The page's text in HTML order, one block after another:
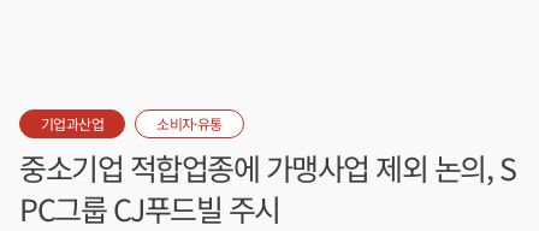
기업과산업 소비자·유통
중소기업 적합업종에 가맹사업 제외 논의, S
PC그룹 CJ푸드빌 주시